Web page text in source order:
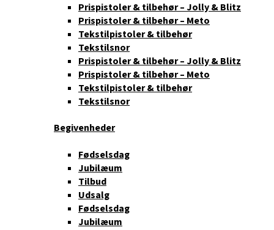
Prispistoler & tilbehør – Jolly & Blitz
Prispistoler & tilbehør – Meto
Tekstilpistoler & tilbehør
Tekstilsnor
Prispistoler & tilbehør – Jolly & Blitz
Prispistoler & tilbehør – Meto
Tekstilpistoler & tilbehør
Tekstilsnor
Begivenheder
Fødselsdag
Jubilæum
Tilbud
Udsalg
Fødselsdag
Jubilæum